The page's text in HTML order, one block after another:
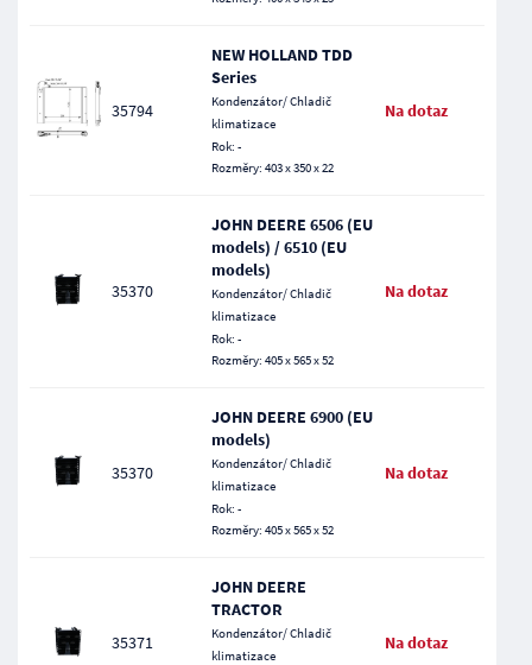
35794
NEW HOLLAND TDD
Series
Kondenzátor/ Chladič
klimatizace
Rok: -
Rozměry: 403 x 350 x 22
Na dotaz
35370
JOHN DEERE 6506 (EU
models) / 6510 (EU
models)
Kondenzátor/ Chladič
klimatizace
Rok: -
Rozměry: 405 x 565 x 52
Na dotaz
35370
JOHN DEERE 6900 (EU
models)
Kondenzátor/ Chladič
klimatizace
Rok: -
Rozměry: 405 x 565 x 52
Na dotaz
35371
JOHN DEERE
TRACTOR
Kondenzátor/ Chladič
klimatizace
Na dotaz